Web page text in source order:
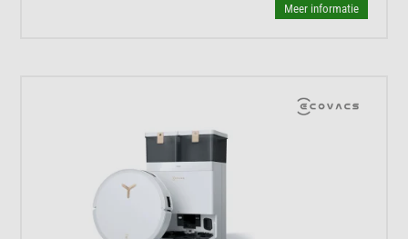
Meer informatie